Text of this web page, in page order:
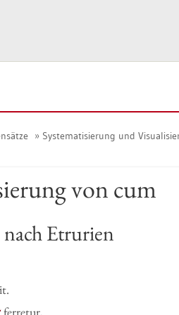
Sys­te­ma­ti­sie­rung und
von cum
Etru­ri­en